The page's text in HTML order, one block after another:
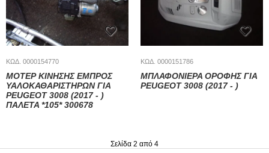
ΚΩΔ. 0000154770
ΜΟΤΕΡ ΚΙΝΗΣΗΣ ΕΜΠΡΟΣ
ΥΑΛΟΚΑΘΑΡΙΣΤΗΡΩΝ ΓΙΑ
PEUGEOT 3008 (2017 - )
ΠΑΛΕΤΑ *105* 300678
ΚΩΔ. 0000151786
ΜΠΛΑΦΟΝΙΕΡΑ ΟΡΟΦΗΣ ΓΙΑ
PEUGEOT 3008 (2017 - )
Σελίδα 2 από 4